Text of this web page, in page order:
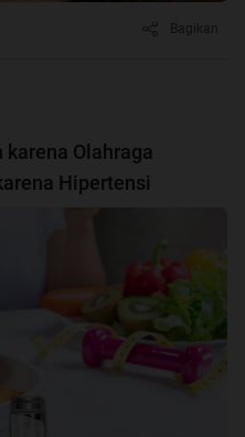
Bagikan
Olahraga
Hipertensi